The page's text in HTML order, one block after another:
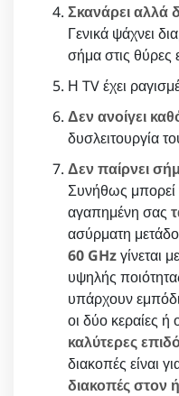
Σκανάρει αλλά
Γενικά ψάχνει
σήμα στις θύρες
Η TV έχει
Δεν ανοίγει
δυσλειτουργία
Δεν παίρνει
Συνήθως μπορεί
αγαπημένη σας
ασύρματη
60 GHzγίνεται
υψηλής
υπάρχουν
οι δύο κεραίες ή
καλύτερες
διακοπές είναι
διακοπές στον